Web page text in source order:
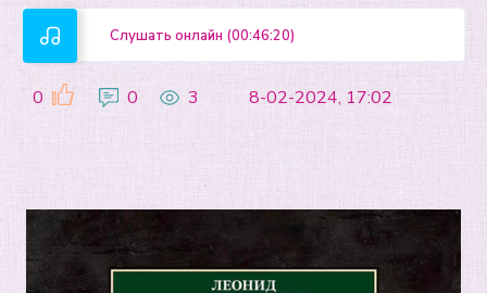
Слушать онлайн (00:46:20)
0 0 3 8-02-2024, 17:02